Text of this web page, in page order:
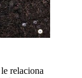
relaciona